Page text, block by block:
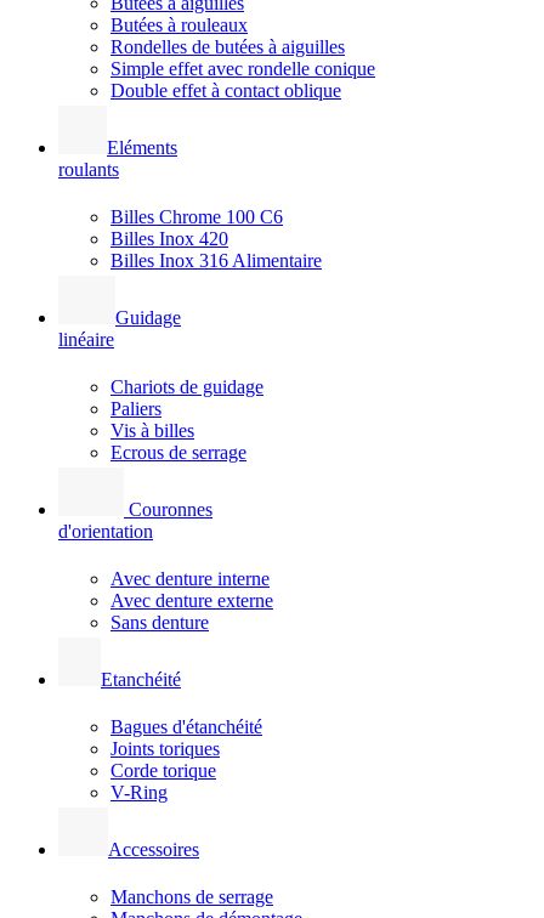
Butées à rouleaux
Rondelles de butées à aiguilles
Simple effet avec rondelle conique
Double effet à contact oblique
Eléments
roulants
Billes Chrome 100 C6
Billes Inox 420
Billes Inox 316 Alimentaire
Guidage
linéaire
Chariots de guidage
Paliers
Vis à billes
Ecrous de serrage
Couronnes
d'orientation
Avec denture interne
Avec denture externe
Sans denture
Etanchéité
Bagues d'étanchéité
Joints toriques
Corde torique
V-Ring
Accessoires
Manchons de serrage